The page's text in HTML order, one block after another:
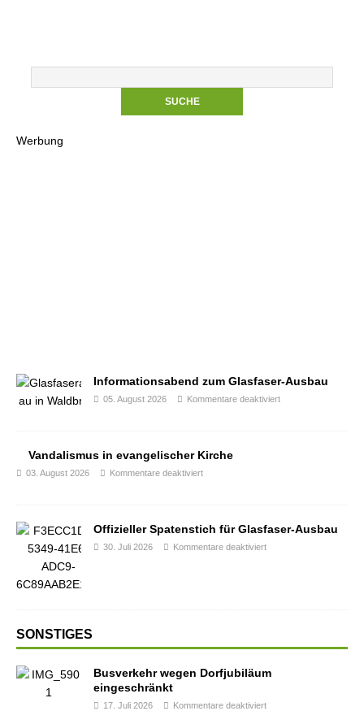
Werbung
Informationsabend zum Glasfaser-Ausbau
05. August 2026 Kommentare deaktiviert
Vandalismus in evangelischer Kirche
03. August 2026 Kommentare deaktiviert
Offizieller Spatenstich für Glasfaser-Ausbau
30. Juli 2026 Kommentare deaktiviert
SONSTIGES
Busverkehr wegen Dorfjubiläum
eingeschränkt
17. Juli 2026 Kommentare deaktiviert